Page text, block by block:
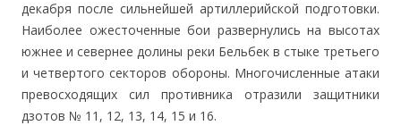
декабря после сильнейшей артиллерийской подготовки.
Наиболее ожесточенные бои развернулись на высотах
южнее и севернее долины реки Бельбек в стыке третьего
и четвертого секторов обороны. Многочисленные атаки
превосходящих сил противника отразили защитники
дзотов № 11, 12, 13, 14, 15 и 16.